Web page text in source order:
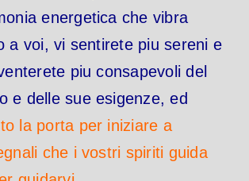
energetica che vibra
a voi, vi sentirete piu sereni e
piu consapevoli del
e delle sue esigenze, ed
la porta per iniziare a
che i vostri spiriti guida